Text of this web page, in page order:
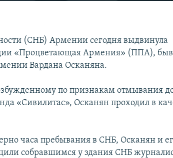
(СНБ) Армении сегодня выдвинула
«Процветающая Армения» (ППА),
Вардана Осканяна.
по признакам отмывания
«Сивилитас», Осканян проходил в
часа пребывания в СНБ, Осканян и
собравшимся у здания СНБ